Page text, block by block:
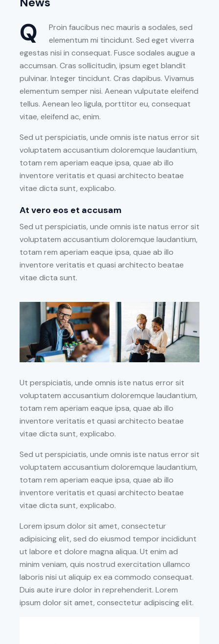
Q
Proin faucibus nec mauris a sodales, sed
elementum mi tincidunt. Sed eget viverra
egestas nisi in consequat. Fusce sodales augue a
accumsan. Cras sollicitudin, ipsum eget blandit
pulvinar. Integer tincidunt. Cras dapibus. Vivamus
elementum semper nisi. Aenean vulputate eleifend
tellus. Aenean leo ligula, porttitor eu, consequat
vitae, eleifend ac, enim.
Sed ut perspiciatis, unde omnis iste natus error sit
voluptatem accusantium doloremque laudantium,
totam rem aperiam eaque ipsa, quae ab illo
inventore veritatis et quasi architecto beatae
vitae dicta sunt, explicabo.
At vero eos et accusam
Sed ut perspiciatis, unde omnis iste natus error sit
voluptatem accusantium doloremque laudantium,
totam rem aperiam eaque ipsa, quae ab illo
inventore veritatis et quasi architecto beatae
vitae dicta sunt.
Ut perspiciatis, unde omnis iste natus error sit
voluptatem accusantium doloremque laudantium,
totam rem aperiam eaque ipsa, quae ab illo
inventore veritatis et quasi architecto beatae
vitae dicta sunt, explicabo.
Sed ut perspiciatis, unde omnis iste natus error sit
voluptatem accusantium doloremque laudantium,
totam rem aperiam eaque ipsa, quae ab illo
inventore veritatis et quasi architecto beatae
vitae dicta sunt, explicabo.
Lorem ipsum dolor sit amet, consectetur
adipisicing elit, sed do eiusmod tempor incididunt
ut labore et dolore magna aliqua. Ut enim ad
minim veniam, quis nostrud exercitation ullamco
laboris nisi ut aliquip ex ea commodo consequat.
Duis aute irure dolor in reprehenderit. Lorem
ipsum dolor sit amet, consectetur adipiscing elit.